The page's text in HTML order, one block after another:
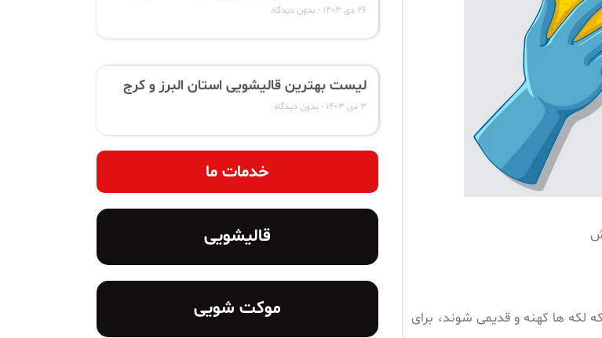
ها کهنه و قدیمی شوند، برای
۲۶ دی ۱۴۰۳ بدون دیدگاه
لیست بهترین قالیشویی استان البرز و کرج
۳ دی ۱۴۰۳ بدون دیدگاه
خدمات ما
قالیشویی
موکت شویی